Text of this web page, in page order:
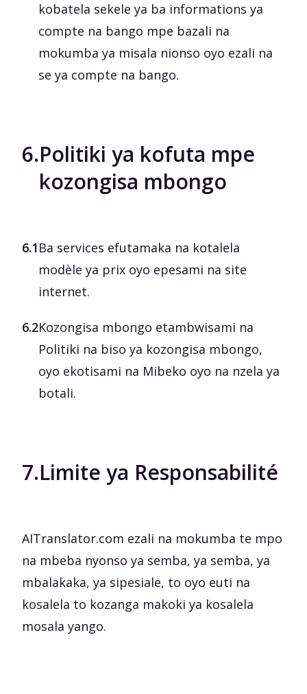
kobatela sekele ya ba informations ya
compte na bango mpe bazali na
mokumba ya misala nionso oyo ezali na
se ya compte na bango.
6.Politiki ya kofuta mpe
kozongisa mbongo
6.1Ba services efutamaka na kotalela
modèle ya prix oyo epesami na site
internet.
6.2Kozongisa mbongo etambwisami na
Politiki na biso ya kozongisa mbongo,
oyo ekotisami na Mibeko oyo na nzela ya
botali.
7.Limite ya Responsabilité
AITranslator.com ezali na mokumba te mpo
na mbeba nyonso ya semba, ya semba, ya
mbalakaka, ya sipesiale, to oyo euti na
kosalela to kozanga makoki ya kosalela
mosala yango.